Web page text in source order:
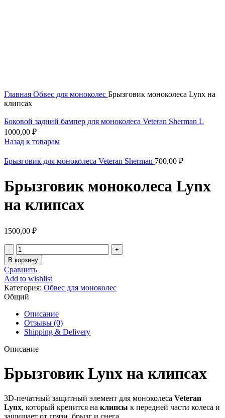
Главная Обвес для моноколес Брызговик моноколеса Lynx на
клипсах
Боковой задний бампер для моноколеса Veteran Sherman L
1000,00 ₽
Назад к товарам
Брызговик для моноколеса Veteran Sherman 700,00 ₽
Брызговик моноколеса Lynx
на клипсах
1500,00 ₽
Количество
товара
Брызговик
моноколеса
Lynx
на
клипсах
В корзину
Сравнить
Add to wishlist
Категория: Обвес для моноколес
Общий
Описание
Отзывы (0)
Shipping & Delivery
Описание
Брызговик Lynx на клипсах
3D‑печатный защитный элемент для моноколеса Veteran
Lynx, который крепится на клипсы к передней части колеса и
защищает от грязи, брызг и снега.